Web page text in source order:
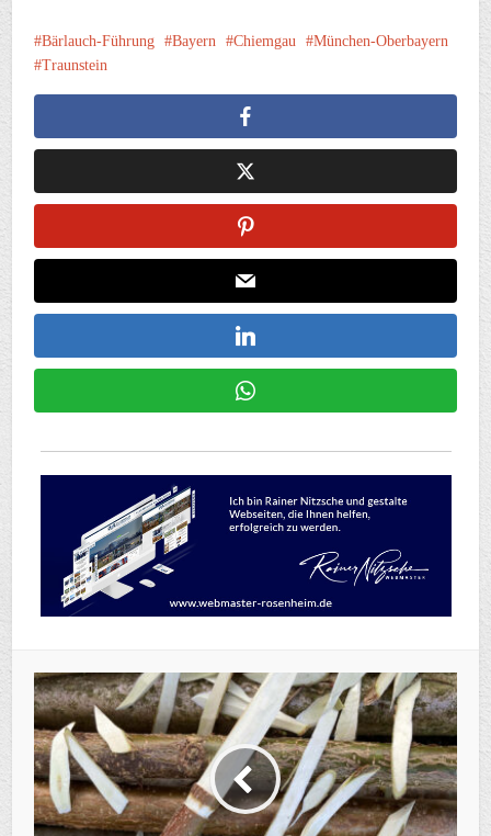
Bärlauch-Führung Bayern Chiemgau
München-Oberbayern
Traunstein